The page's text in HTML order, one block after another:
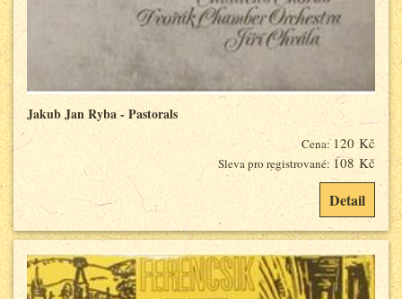
Jakub Jan Ryba - Pastorals
Cena: 120 Kč
Sleva pro registrované: 108 Kč
Detail